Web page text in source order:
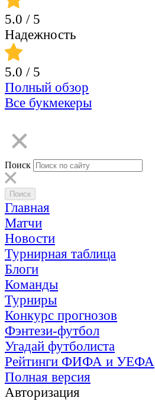
5.0 / 5
Надежность
5.0 / 5
Полный обзор
Все букмекеры
Поиск
Главная
Матчи
Новости
Турнирная таблица
Блоги
Команды
Турниры
Конкурс прогнозов
Фэнтези-футбол
Угадай футболиста
Рейтинги ФИФА и УЕФА
Полная версия
Авторизация